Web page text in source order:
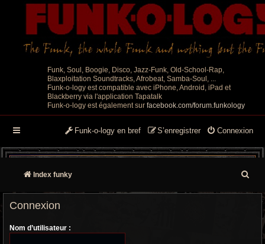
Funk, Soul, Boogie, Disco, Jazz-Funk, Old-School-Rap,
Blaxploitation Soundtracks, Afrobeat, Samba-Soul, ...
Funk-o-logy est compatible avec iPhone, Android, iPad et
Blackberry via l'application Tapatalk
Funk-o-logy est également sur facebook.com/forum.funkology
Connexion
S’enregistrer
Funk-o-logy en bref
Index funky
e
Connexion
Nom d’utilisateur :